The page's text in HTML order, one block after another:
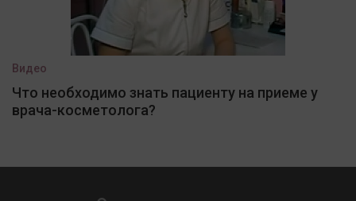
Видео
Что необходимо знать пациенту на приеме у
врача-косметолога?